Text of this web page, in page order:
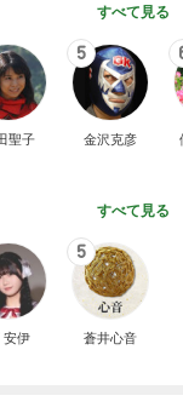
すべて見る
聖子
5
金沢克彦
すべて見る
安伊
5
蒼井心音